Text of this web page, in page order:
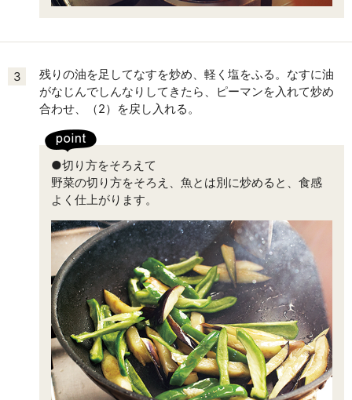
3
残りの油を足してなすを炒め、軽く塩をふる。なすに油
がなじんでしんなりしてきたら、ピーマンを入れて炒め
合わせ、（2）を戻し入れる。
●切り方をそろえて
野菜の切り方をそろえ、魚とは別に炒めると、食感
よく仕上がります。